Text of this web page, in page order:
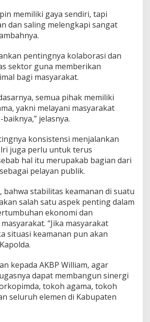
memiliki gaya sendiri, tapi
dan saling melengkapi sangat
pentingnya kolaborasi dan
sektor guna memberikan
bagi masyarakat.
semua pihak memiliki
yakni melayani masyarakat
jelasnya.
konsistensi menjalankan
juga perlu untuk terus
hal itu merupakab bagian dari
pelayan publik.
bahwa stabilitas keamanan di suatu
salah satu aspek penting dalam
ekonomi dan
“Jika masyarakat
situasi keamanan pun akan
kepada AKBP William, agar
dapat membangun sinergi
tokoh agama, tokoh
seluruh elemen di Kabupaten